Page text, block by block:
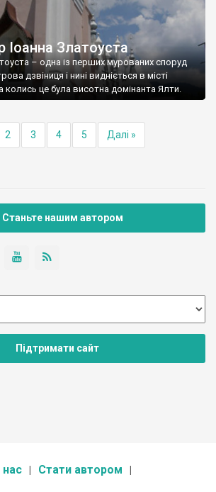
Іоанна Златоуста
– одна із перших мурованих споруд
дзвіниця і нині видніється в місті
колись це була висотна домінанта Ялти.
2 3 4 5 Далі »
Станьте нашим автором
Підтримати сайт
Стати автором